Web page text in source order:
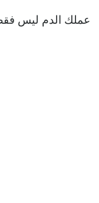
عملك الدم ليس